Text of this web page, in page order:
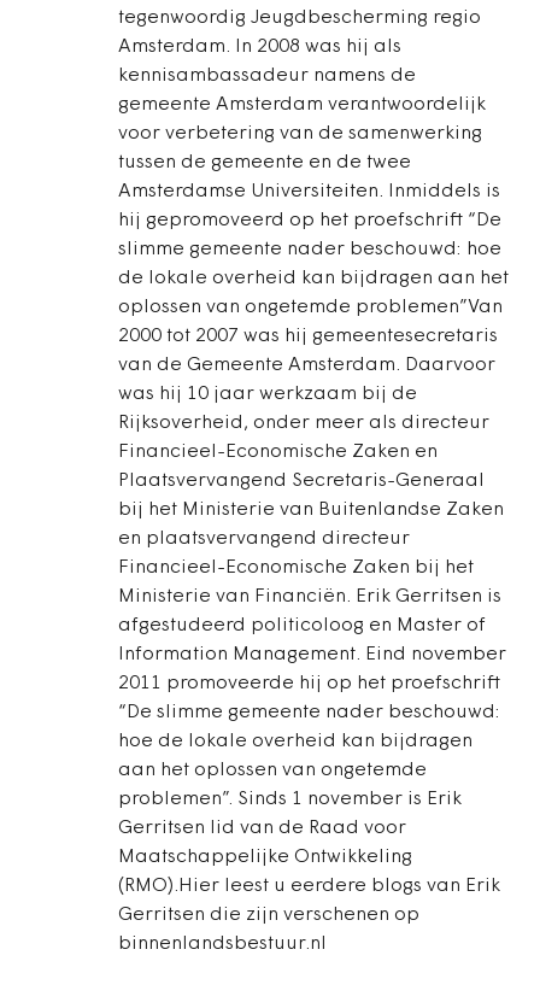
tegenwoordig Jeugdbescherming regio
Amsterdam. In 2008 was hij als
kennisambassadeur namens de
gemeente Amsterdam verantwoordelijk
voor verbetering van de samenwerking
tussen de gemeente en de twee
Amsterdamse Universiteiten. Inmiddels is
hij gepromoveerd op het proefschrift “De
slimme gemeente nader beschouwd: hoe
de lokale overheid kan bijdragen aan het
oplossen van ongetemde problemen”Van
2000 tot 2007 was hij gemeentesecretaris
van de Gemeente Amsterdam. Daarvoor
was hij 10 jaar werkzaam bij de
Rijksoverheid, onder meer als directeur
Financieel-Economische Zaken en
Plaatsvervangend Secretaris-Generaal
bij het Ministerie van Buitenlandse Zaken
en plaatsvervangend directeur
Financieel-Economische Zaken bij het
Ministerie van Financiën. Erik Gerritsen is
afgestudeerd politicoloog en Master of
Information Management. Eind november
2011 promoveerde hij op het proefschrift
“De slimme gemeente nader beschouwd:
hoe de lokale overheid kan bijdragen
aan het oplossen van ongetemde
problemen”. Sinds 1 november is Erik
Gerritsen lid van de Raad voor
Maatschappelijke Ontwikkeling
(RMO).Hier leest u eerdere blogs van Erik
Gerritsen die zijn verschenen op
binnenlandsbestuur.nl